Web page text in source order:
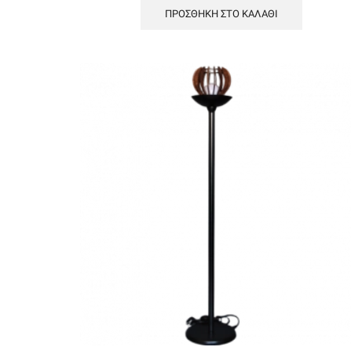
ΠΡΟΣΘΉΚΗ ΣΤΟ ΚΑΛΆΘΙ